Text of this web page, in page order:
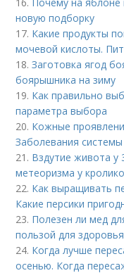
новую подборку
17. Какие продукты
мочевой кислоты.
18.Заготовка ягод
боярышника на зиму
19. Как правильно
параметра выбора
20. Кожные
Заболевания
21. Вздутие живота у
метеоризма у
22. Как выращивать
Какие персики
23. Полезен ли мед
пользой для здоровья
24. Когда лучше
осенью. Когда